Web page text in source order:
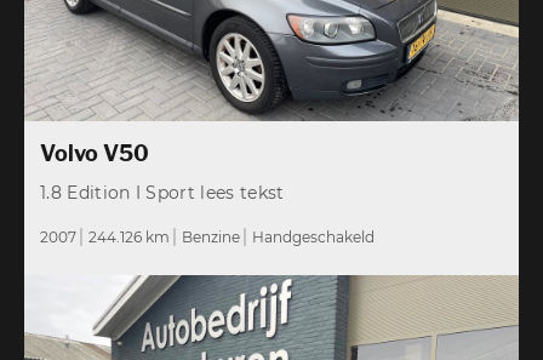
Volvo V50
1.8 Edition I Sport lees tekst
2007 244.126 km Benzine Handgeschakeld